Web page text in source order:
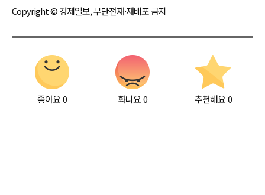
Copyright © 경제일보, 무단전재·재배포 금지
좋아요0 화나요0 추천해요 0